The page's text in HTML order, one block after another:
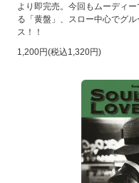
より即完売。今回もムーディ
る「黄盤」、スロー中心でグ
ス！！
1,200円(税込1,320円)